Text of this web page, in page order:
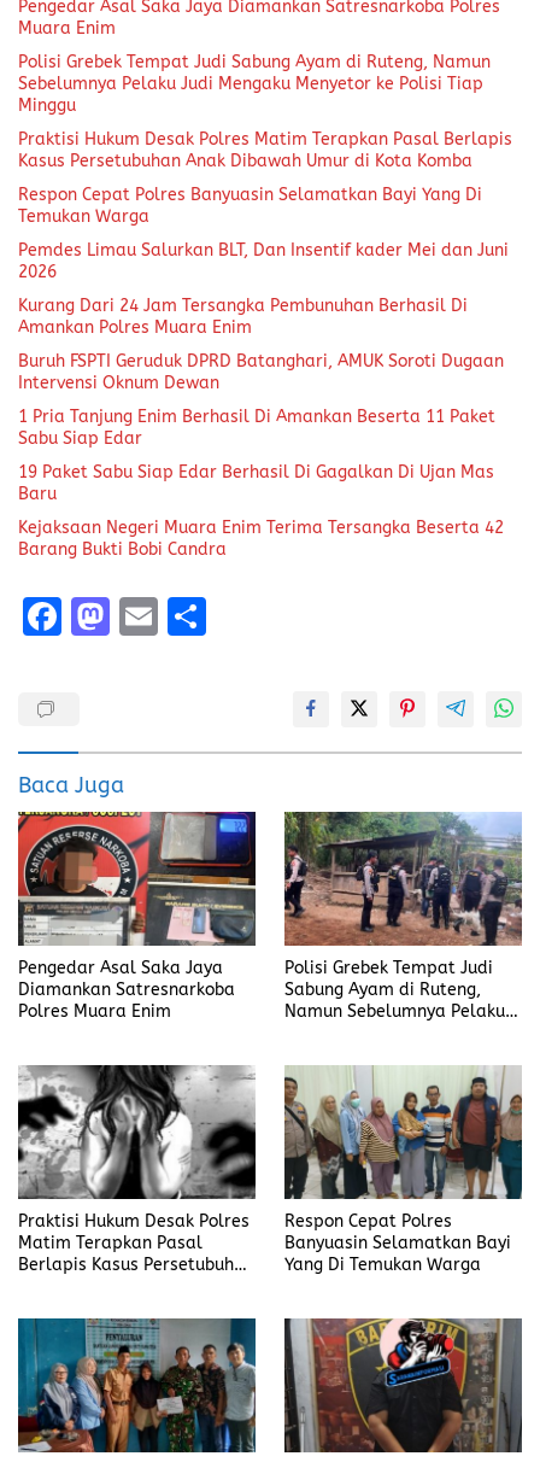
Pengedar Asal Saka Jaya Diamankan Satresnarkoba Polres
Muara Enim
Polisi Grebek Tempat Judi Sabung Ayam di Ruteng, Namun
Sebelumnya Pelaku Judi Mengaku Menyetor ke Polisi Tiap
Minggu
Praktisi Hukum Desak Polres Matim Terapkan Pasal Berlapis
Kasus Persetubuhan Anak Dibawah Umur di Kota Komba
Respon Cepat Polres Banyuasin Selamatkan Bayi Yang Di
Temukan Warga
Pemdes Limau Salurkan BLT, Dan Insentif kader Mei dan Juni
2026
Kurang Dari 24 Jam Tersangka Pembunuhan Berhasil Di
Amankan Polres Muara Enim
Buruh FSPTI Geruduk DPRD Batanghari, AMUK Soroti Dugaan
Intervensi Oknum Dewan
1 Pria Tanjung Enim Berhasil Di Amankan Beserta 11 Paket
Sabu Siap Edar
19 Paket Sabu Siap Edar Berhasil Di Gagalkan Di Ujan Mas
Baru
Kejaksaan Negeri Muara Enim Terima Tersangka Beserta 42
Barang Bukti Bobi Candra
F
o
o
k
M
d
o
n
E
Baca Juga
Pengedar Asal Saka Jaya
Diamankan Satresnarkoba
Polres Muara Enim
Polisi Grebek Tempat Judi
Sabung Ayam di Ruteng,
Namun Sebelumnya Pelaku
Praktisi Hukum Desak Polres
Matim Terapkan Pasal
Berlapis Kasus Persetubuhan
Respon Cepat Polres
Banyuasin Selamatkan Bayi
Yang Di Temukan Warga